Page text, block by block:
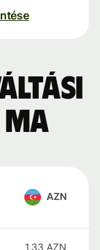
AZN
1,33 AZN